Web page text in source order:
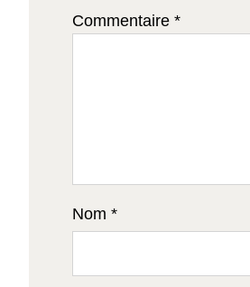
Commentaire *
Nom *